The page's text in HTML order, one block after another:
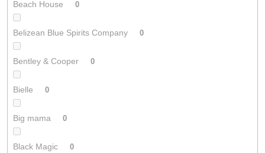
Beach House 0
Belizean Blue Spirits Company 0
Bentley & Cooper 0
Bielle 0
Big mama 0
Black Magic 0